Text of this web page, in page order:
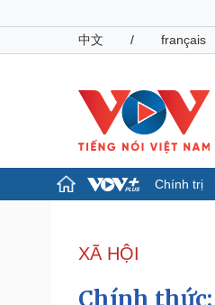
中文
/ français
Chính trị
Đảng
Tổ chức nhân sự
XÃ HỘI
Chính